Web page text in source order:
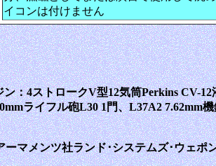
イコンは付けません
4ストロークV型12気筒Perkins CV-
ライフル砲L30 1門、L37A2 7.62mm
マメンツ社ランド･システムズ･ウェポ